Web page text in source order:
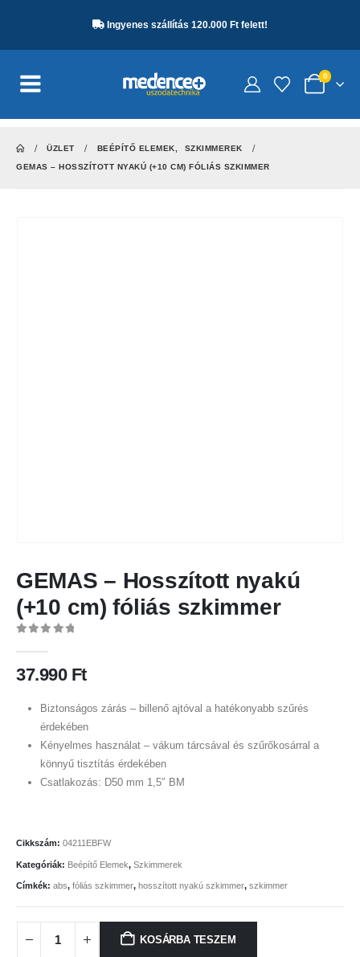
Ingyenes szállítás 120.000 Ft felett!
0
ÜZLET BEÉPÍTŐ ELEMEK SZKIMMEREK
GEMAS – HOSSZÍTOTT NYAKÚ (+10 CM) FÓLIÁS SZKIMMER
GEMAS – Hosszított nyakú
(+10 cm) fóliás szkimmer
37.990 Ft
Biztonságos zárás – billenő ajtóval a hatékonyabb szűrés
érdekében
Kényelmes használat – vákum tárcsával és szűrőkosárral a
könnyű tisztítás érdekében
Csatlakozás: D50 mm 1,5″ BM
Cikkszám: 04211EBFW
Kategóriák: Beépítő Elemek, Szkimmerek
Címkék: abs, fóliás szkimmer, hosszított nyakú szkimmer, szkimmer
KOSÁRBA TESZEM